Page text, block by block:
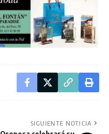
SIGUIENTE NOTICIA